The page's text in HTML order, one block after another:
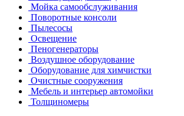
Мойка самообслуживания
Поворотные консоли
Пылесосы
Освещение
Пеногенераторы
Воздушное оборудование
Оборудование для химчистки
Очистные сооружения
Мебель и интерьер автомойки
Толщиномеры